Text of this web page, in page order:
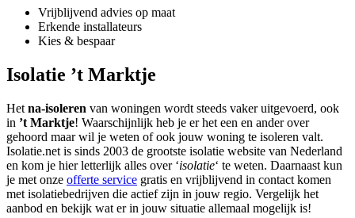
Vrijblijvend advies op maat
Erkende installateurs
Kies & bespaar
Isolatie ’t Marktje
Het na-isoleren van woningen wordt steeds vaker uitgevoerd, ook
in ’t Marktje! Waarschijnlijk heb je er het een en ander over
gehoord maar wil je weten of ook jouw woning te isoleren valt.
Isolatie.net is sinds 2003 de grootste isolatie website van Nederland
en kom je hier letterlijk alles over ‘isolatie‘ te weten. Daarnaast kun
je met onze offerte service gratis en vrijblijvend in contact komen
met isolatiebedrijven die actief zijn in jouw regio. Vergelijk het
aanbod en bekijk wat er in jouw situatie allemaal mogelijk is!